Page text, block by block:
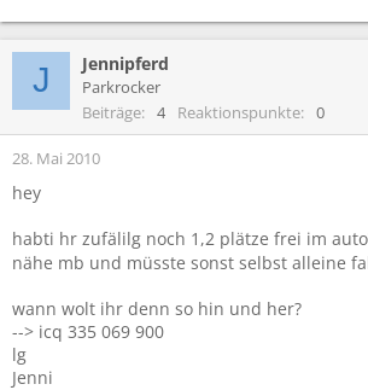
J Jennipferd
Parkrocker
Beiträge
4 Reaktionspunkte 0
28. Mai 2010
hey
habti hr zufälilg noch 1,2 plätze frei im
nähe mb und müsste sonst selbst alleine
wann wolt ihr denn so hin und her?
--> icq 335 069 900
lg
Jenni